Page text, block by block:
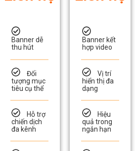
Liên hệ
Banner dễ
thu hút
Đối
tượng mục
tiêu cụ thể
Hỗ trợ
Liên hệ
Banner kết
hợp video
Vị trí
hiển thị đa
dạng
Hiệu